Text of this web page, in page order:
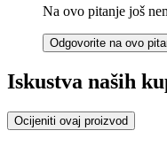
Na ovo pitanje još
Odgovorite na ovo
Iskustva naših
Ocijeniti ovaj proizvod